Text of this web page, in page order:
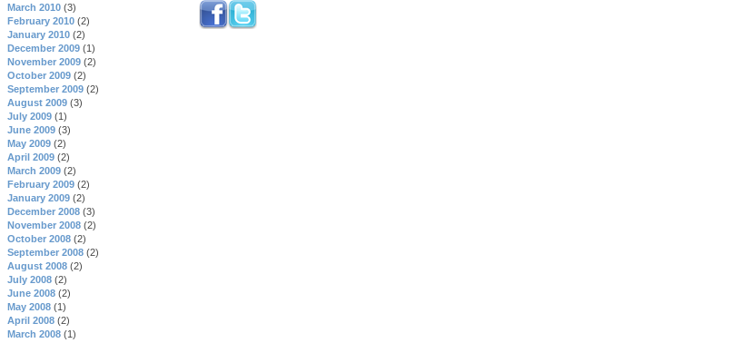
March 2010 (3)
February 2010 (2)
January 2010 (2)
December 2009 (1)
November 2009 (2)
October 2009 (2)
September 2009 (2)
August 2009 (3)
July 2009 (1)
June 2009 (3)
May 2009 (2)
April 2009 (2)
March 2009 (2)
February 2009 (2)
January 2009 (2)
December 2008 (3)
November 2008 (2)
October 2008 (2)
September 2008 (2)
August 2008 (2)
July 2008 (2)
June 2008 (2)
May 2008 (1)
April 2008 (2)
March 2008 (1)